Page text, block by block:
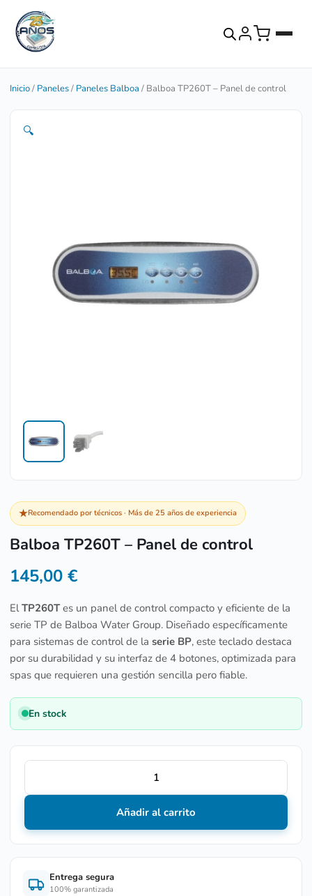
Inicio/ Paneles/ Paneles Balboa / Balboa TP260T – Panel de control
🔍
★Recomendado por técnicos · Más de 25 años de experiencia
Balboa TP260T – Panel de control
145,00 €
ElTP260Tes un panel de control compacto y eficiente de la
serie TP de Balboa Water Group. Diseñado específicamente
para sistemas de control de la serie BP, este teclado destaca
por su durabilidad y su interfaz de 4 botones, optimizada para
spas que requieren una gestión sencilla pero fiable.
En stock
Añadir al carrito
Entrega segura
100% garantizada